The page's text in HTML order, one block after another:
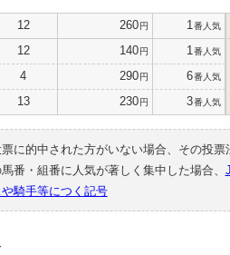
12 260円 1 番人気
12 140円 1 番人気
4 290円 6番人気
13 230円 3番人気
票に的中された方がいない場合、その投
番・組番に人気が著しく集中した場合、
や騎手等につく記号